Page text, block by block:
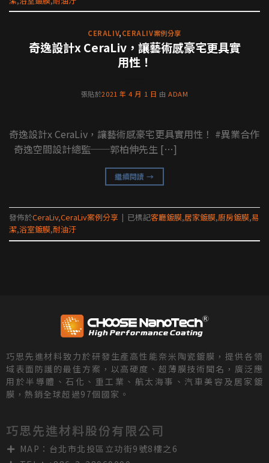
CERALIV,CERALIV案例分享
奇逸設計x CeraLiv，讓藝術感豪宅更具實
用性！
張貼於2021 年 4 月 1 日 由 ADAM
奇逸設計x CeraLiv，讓藝術感豪宅更具實用性！ #異業合作
奇逸空間設計總監──郭柏伸先生 […]
繼續閱讀→
發佈於CeraLiv,CeraLiv案例分享 | 已標記客廳鍍膜,居家鍍膜,廚房鍍膜,易
潔,浴室鍍膜,耐油汙
巧思先進材料致力於研發生產高性能奈米陶瓷鍍膜，提供各領
域表面防護的最佳方案，以高硬度、超薄膜技術聞名，廣泛應
用於半導體、石化、重工業、航太海事、汽車美容及居家鍍
膜，熱銷全球超過97個國家。
巧思先進材料股份有限公司
MAP：台北市北投區立功街9號8樓之6